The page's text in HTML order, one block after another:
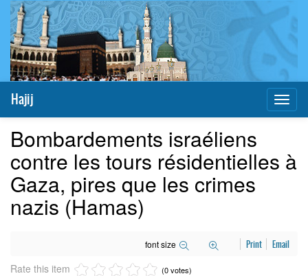
Hajij
Bombardements israéliens
contre les tours résidentielles à
Gaza, pires que les crimes
nazis (Hamas)
font size Print Email
Rate this item (0 votes)